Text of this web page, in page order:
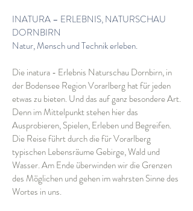
INATURA – ERLEBNIS, NATURSCHAU
DORNBIRN
Natur, Mensch und Technik erleben.
Die inatura - Erlebnis Naturschau Dornbirn, in
der Bodensee Region Vorarlberg hat für jeden
etwas zu bieten. Und das auf ganz besondere Art.
Denn im Mittelpunkt stehen hier das
Ausprobieren, Spielen, Erleben und Begreifen.
Die Reise führt durch die für Vorarlberg
typischen Lebensräume Gebirge, Wald und
Wasser. Am Ende überwinden wir die Grenzen
des Möglichen und gehen im wahrsten Sinne des
Wortes in uns.